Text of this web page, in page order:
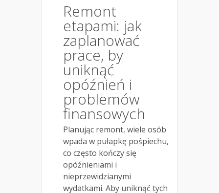
Remont
etapami: jak
zaplanować
prace, by
uniknąć
opóźnień i
problemów
finansowych
Planując remont, wiele osób
wpada w pułapkę pośpiechu,
co często kończy się
opóźnieniami i
nieprzewidzianymi
wydatkami. Aby uniknąć tych